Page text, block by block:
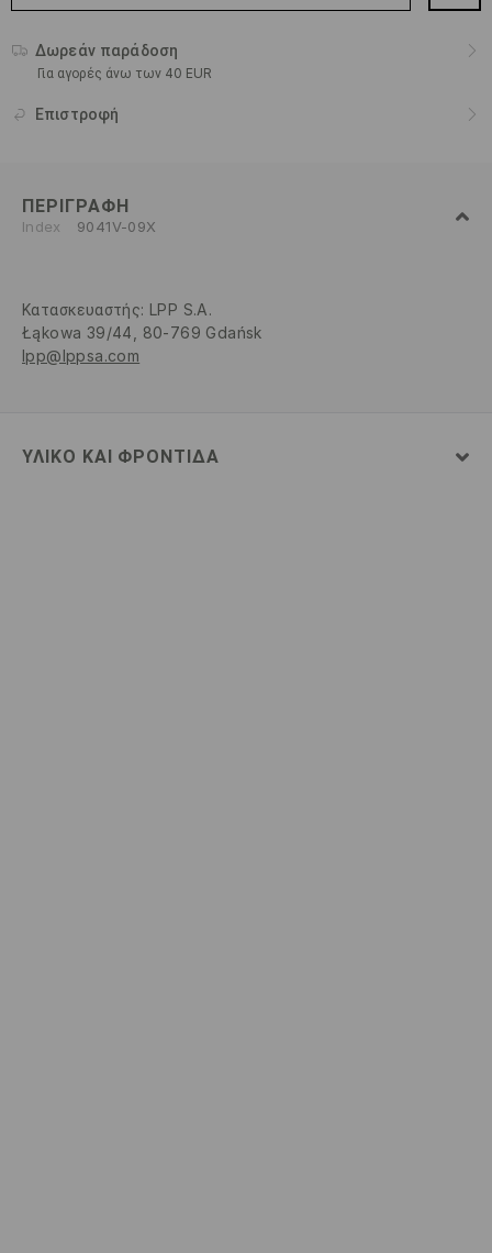
Δωρεάν παράδοση
Για αγορές άνω των 40 EUR
Επιστροφή
ΠΕΡΙΓΡΑΦΉ
Index 9041V-09X
Κατασκευαστής: LPP S.A.
Łąkowa 39/44, 80-769 Gdańsk
lpp@lppsa.com
ΥΛΙΚΌ ΚΑΙ ΦΡΟΝΤΊΔΑ